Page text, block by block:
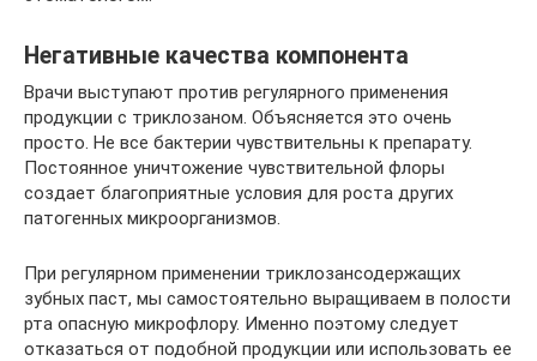
Негативные качества компонента
Врачи выступают против регулярного применения
продукции с триклозаном. Объясняется это очень
просто. Не все бактерии чувствительны к препарату.
Постоянное уничтожение чувствительной флоры
создает благоприятные условия для роста других
патогенных микроорганизмов.
При регулярном применении триклозансодержащих
зубных паст, мы самостоятельно выращиваем в полости
рта опасную микрофлору. Именно поэтому следует
отказаться от подобной продукции или использовать ее